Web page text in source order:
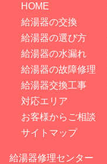
HOME
給湯器の交換
給湯器の選び方
給湯器の水漏れ
給湯器の故障修理
給湯器交換工事
対応エリア
お客様からご相談
サイトマップ
給湯器修理センター